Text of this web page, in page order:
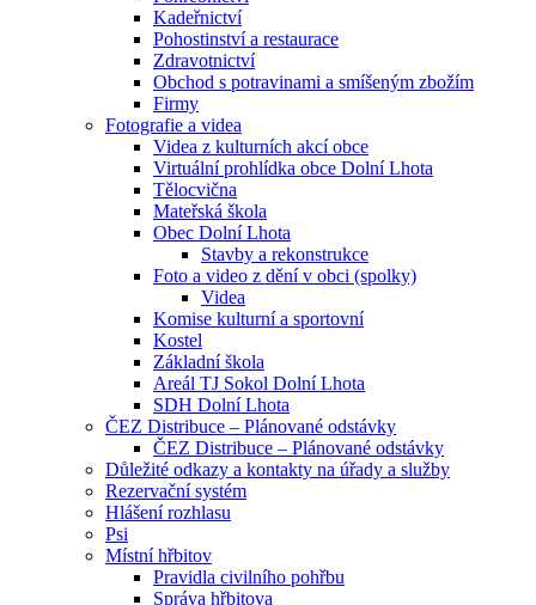
Kadeřnictví
Pohostinství a restaurace
Zdravotnictví
Obchod s potravinami a smíšeným zbožím
Firmy
Fotografie a videa
Videa z kulturních akcí obce
Virtuální prohlídka obce Dolní Lhota
Tělocvična
Mateřská škola
Obec Dolní Lhota
Stavby a rekonstrukce
Foto a video z dění v obci (spolky)
Videa
Komise kulturní a sportovní
Kostel
Základní škola
Areál TJ Sokol Dolní Lhota
SDH Dolní Lhota
ČEZ Distribuce – Plánované odstávky
ČEZ Distribuce – Plánované odstávky
Důležité odkazy a kontakty na úřady a služby
Rezervační systém
Hlášení rozhlasu
Psi
Místní hřbitov
Pravidla civilního pohřbu
Správa hřbitova